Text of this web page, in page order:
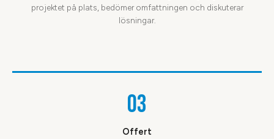
projektet på plats, bedömer omfattningen och diskuterar
lösningar.
03
Offert